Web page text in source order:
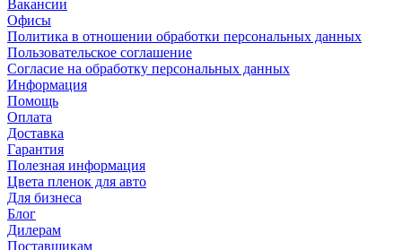
Вакансии
Офисы
Политика в отношении обработки персональных данных
Пользовательское соглашение
Согласие на обработку персональных данных
Информация
Помощь
Оплата
Доставка
Гарантия
Полезная информация
Цвета пленок для авто
Для бизнеса
Блог
Дилерам
Поставщикам